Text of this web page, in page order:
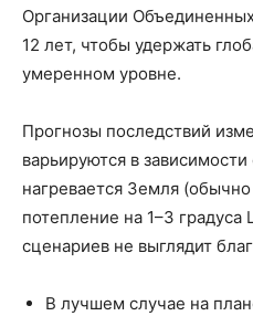
Организации
12 лет, чтобы удержать
умеренном уровне.
Прогнозы последствий
варьируются в
нагревается Земля
потепление на 1–3
сценариев не выглядит
В лучшем случае на